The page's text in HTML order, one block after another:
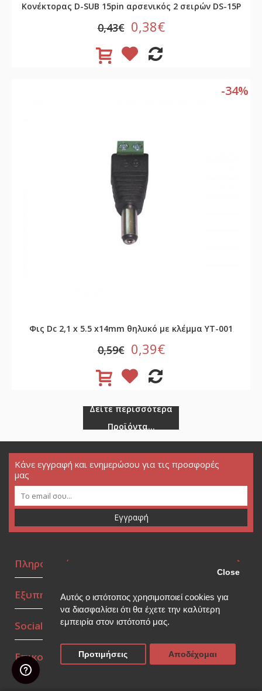
Αυτός ο ιστότοπος χρησιμοποιεί cookies για
να διασφαλίσει ότι θα έχετε την καλύτερη
εμπειρία στον ιστότοπό μας.
Close
Προτιμήσεις Αποδέχομαι
Κονέκτορας D-SUB 15pin αρσενικός 2 σειρών DS-15P
0,43€ 0,38€
-34%
Φις Dc 2,1 x 5.5 x14mm θηλυκό με κλέμμα YT-001
0,59€ 0,39€
Δείτε περισσότερα
Προϊόντα...
Κάνε εγγραφή και ενημερώσου για τις προσφορές
μας
Εγγραφή
Πληροφορίες
Εξυπηρέτηση πελατών
Social Media
Επικοινωνία